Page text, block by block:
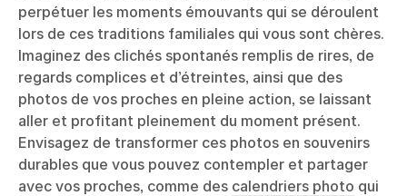
perpétuer les moments émouvants qui se déroulent
lors de ces traditions familiales qui vous sont chères.
Imaginez des clichés spontanés remplis de rires, de
regards complices et d’étreintes, ainsi que des
photos de vos proches en pleine action, se laissant
aller et profitant pleinement du moment présent.
Envisagez de transformer ces photos en souvenirs
durables que vous pouvez contempler et partager
avec vos proches, comme des calendriers photo qui